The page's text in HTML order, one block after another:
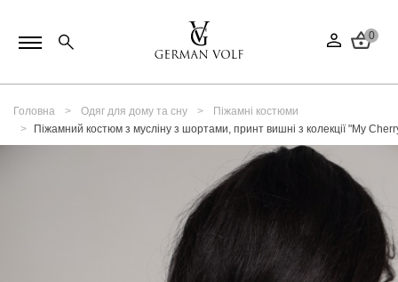
0
Головна Одяг для дому та сну
Піжамні костюми
Піжамний костюм з мусліну з шортами, принт вишні з колекції "My